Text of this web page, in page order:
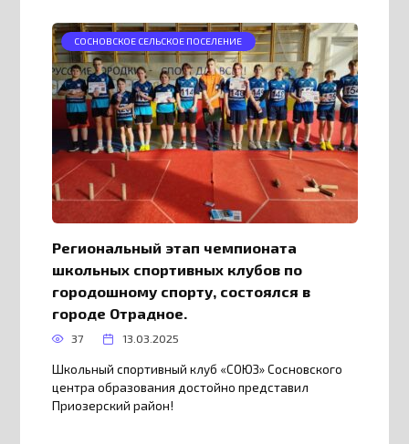
СОСНОВСКОЕ СЕЛЬСКОЕ ПОСЕЛЕНИЕ
Региональный этап чемпионата
школьных спортивных клубов по
городошному спорту, состоялся в
городе Отрадное.
37 13.03.2025
Школьный спортивный клуб «СОЮЗ» Сосновского
центра образования достойно представил
Приозерский район!